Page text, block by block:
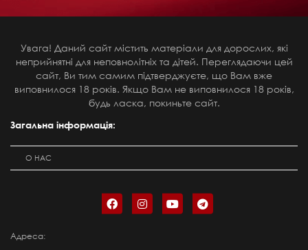
Увага! Даний сайт містить матеріали для дорослих, які
неприйнятні для неповнолітніх та дітей. Переглядаючи цей
сайт, Ви тим самим підтверджуєте, що Вам вже
виповнилося 18 років. Якщо Вам не виповнилося 18 років,
будь ласка, покиньте сайт.
Загальна інформація:
О НАС
Адреса: